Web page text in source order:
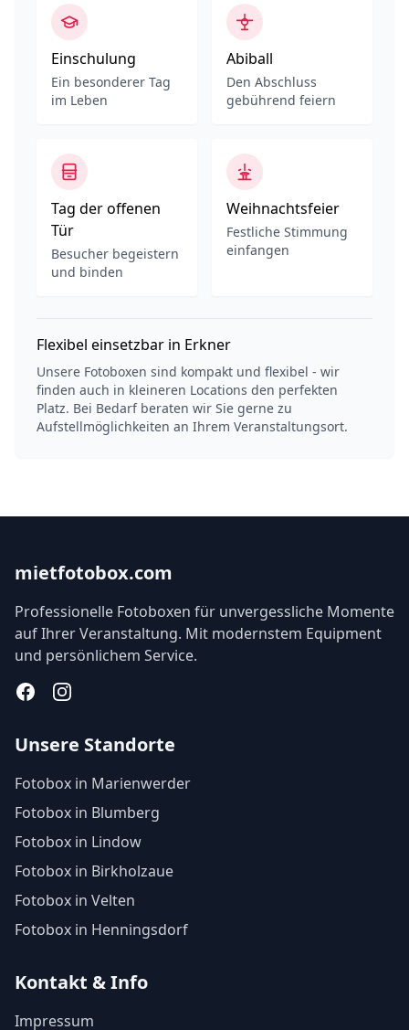
Einschulung
Ein besonderer Tag
im Leben
Abiball
Den Abschluss
gebührend feiern
Tag der offenen
Tür
Besucher begeistern
und binden
Weihnachtsfeier
Festliche Stimmung
einfangen
Flexibel einsetzbar in Erkner
Unsere Fotoboxen sind kompakt und flexibel - wir
finden auch in kleineren Locations den perfekten
Platz. Bei Bedarf beraten wir Sie gerne zu
Aufstellmöglichkeiten an Ihrem Veranstaltungsort.
mietfotobox.com
Professionelle Fotoboxen für unvergessliche Momente
auf Ihrer Veranstaltung. Mit modernstem Equipment
und persönlichem Service.
FacebookInstagram
Unsere Standorte
Fotobox in Marienwerder
Fotobox in Blumberg
Fotobox in Lindow
Fotobox in Birkholzaue
Fotobox in Velten
Fotobox in Henningsdorf
Kontakt & Info
Impressum